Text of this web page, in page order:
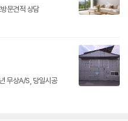
문견적 상담
무상A/S, 당일시공